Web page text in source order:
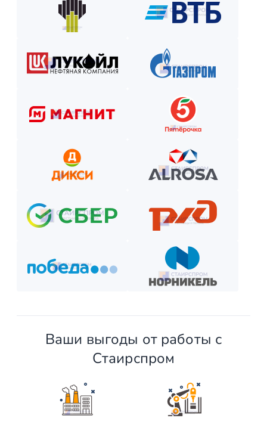
Закажите лестницу или ограждение с удобной схемой
Как оплатить? Пошаговая инструкция
Оставьте заявку на сайте или по телефону.
Получите смету и договор.
Выберите способ оплаты из предложенных.
Отслеживайте этапы производства и монтажа.
Оплатите остаток после приёмки —
Ваши выгоды от работы с
Стаирспром